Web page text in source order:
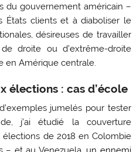
du gouvernement américain –
États clients et à diaboliser le
désireuses de travailler
droite ou d’extrême-droite
en Amérique centrale.
élections : cas d’école
jumelés pour tester
j’ai étudié la couverture
de 2018 en Colombie